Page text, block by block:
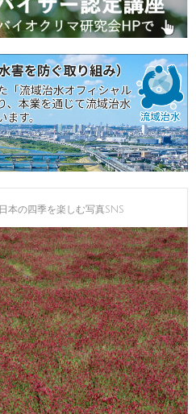
日本の四季を楽しむ写真SNS